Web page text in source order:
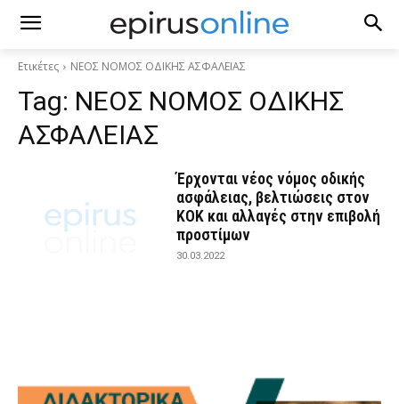
Ετικέτες ΝΕΟΣ ΝΟΜΟΣ ΟΔΙΚΗΣ ΑΣΦΑΛΕΙΑΣ
Tag: ΝΕΟΣ ΝΟΜΟΣ ΟΔΙΚΗΣ
ΑΣΦΑΛΕΙΑΣ
Έρχονται νέος νόμος οδικής
ασφάλειας, βελτιώσεις στον
ΚΟΚ και αλλαγές στην επιβολή
προστίμων
30.03.2022